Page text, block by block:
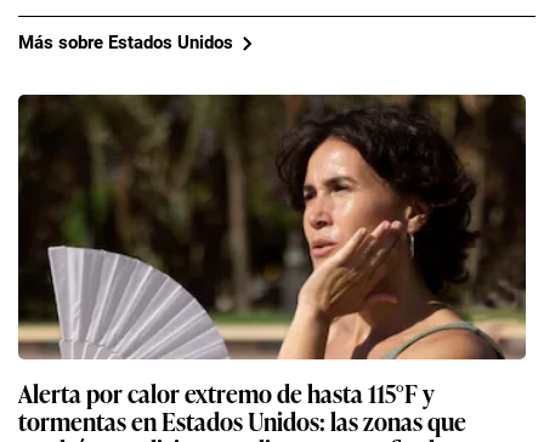
Más sobre Estados Unidos
Alerta por calor extremo de hasta 115°F y
tormentas en Estados Unidos: las zonas que